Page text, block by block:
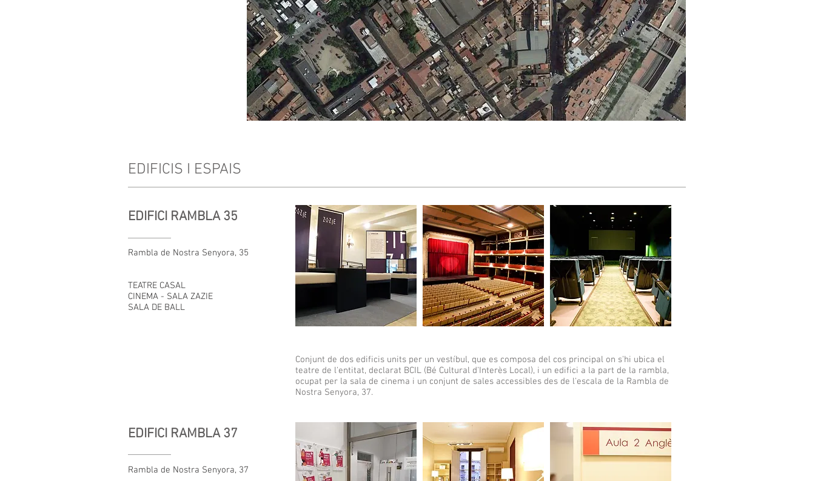
EDIFICIS I ESPAIS
EDIFICI RAMBLA 35
Rambla de Nostra Senyora, 35
TEATRE CASAL
CINEMA - SALA ZAZIE
SALA DE BALL
Conjunt de dos edificis units per un vestíbul, que es composa del cos principal on s'hi ubica el
teatre de l'entitat, declarat BCIL (Bé Cultural d'Interès Local), i un edifici a la part de la rambla,
ocupat per la sala de cinema i un conjunt de sales accessibles des de l'escala de la Rambla de
Nostra Senyora, 37.
EDIFICI RAMBLA 37
Rambla de Nostra Senyora, 37